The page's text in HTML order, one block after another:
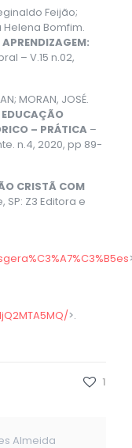
Feijão;
Helena Bomfim.
– V.15 n.02,
MORAN, JOSÉ.
– PRÁTICA–
n.4, 2020, pp 89-
CRISTÃ COM
Z3 Editora e
>.
1
Almeida